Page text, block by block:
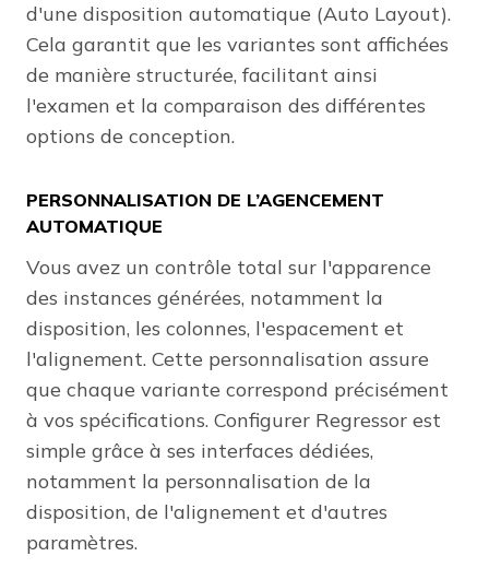
d'une disposition automatique (Auto Layout).
Cela garantit que les variantes sont affichées
de manière structurée, facilitant ainsi
l'examen et la comparaison des différentes
options de conception.
PERSONNALISATION DE L’AGENCEMENT
AUTOMATIQUE
Vous avez un contrôle total sur l'apparence
des instances générées, notamment la
disposition, les colonnes, l'espacement et
l'alignement. Cette personnalisation assure
que chaque variante correspond précisément
à vos spécifications. Configurer Regressor est
simple grâce à ses interfaces dédiées,
notamment la personnalisation de la
disposition, de l'alignement et d'autres
paramètres.